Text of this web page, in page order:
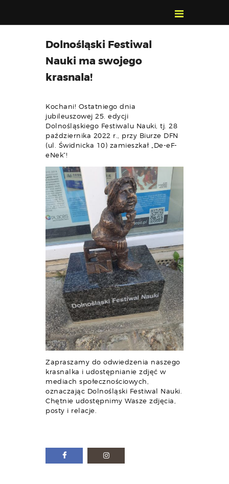
POZNAJ, POLUB,
PAMIĘTAJ!
O FESTIWALU
PROGRAM
WYSZUKIWARKA
WYDARZEŃ
Dolnośląski Festiwal
Nauki ma swojego
krasnala!
Kochani! Ostatniego dnia
jubileuszowej 25. edycji
Dolnośląskiego Festiwalu Nauki, tj. 28
października 2022 r., przy Biurze DFN
(ul. Świdnicka 10) zamieszkał „De-eF-
eNek”!
Zapraszamy do odwiedzenia naszego
krasnalka i udostępnianie zdjęć w
mediach społecznościowych,
oznaczając Dolnośląski Festiwal Nauki.
Chętnie udostępnimy Wasze zdjęcia,
posty i relacje.